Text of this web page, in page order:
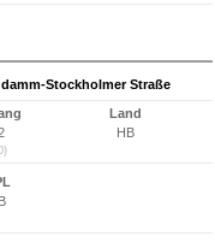
Stockholmer Straße
Land
HB